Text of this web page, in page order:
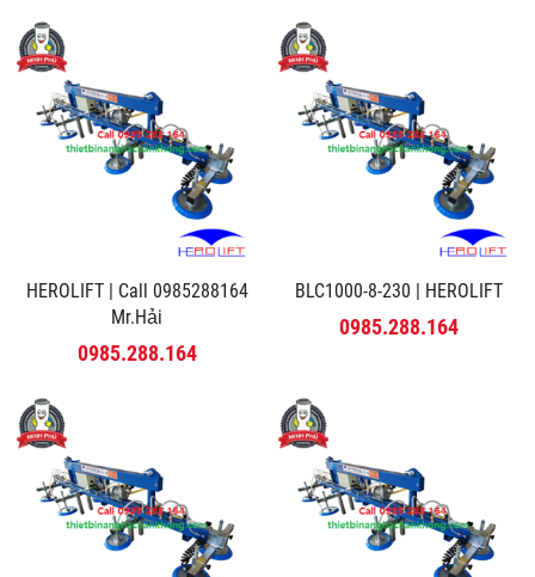
HEROLIFT | Call 0985288164
Mr.Hải
0985.288.164
BLC1000-8-230 | HEROLIFT
0985.288.164